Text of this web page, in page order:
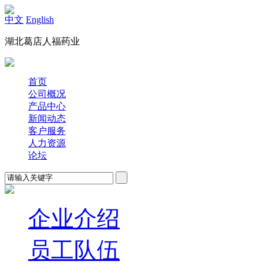
中文 English
湖北葛店人福药业
首页
公司概况
产品中心
新闻动态
客户服务
人力资源
论坛
企业介绍
员工队伍